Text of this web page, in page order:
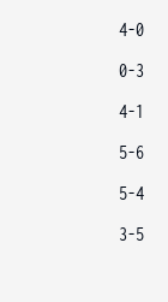
4-0
0-3
4-1
5-6
5-4
3-5